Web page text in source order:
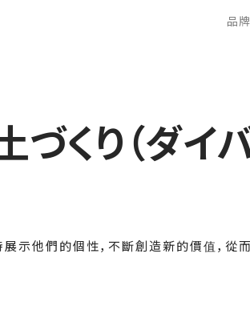
品牌
くり（ダイ
示他們的個性，不斷創造新的價值，從